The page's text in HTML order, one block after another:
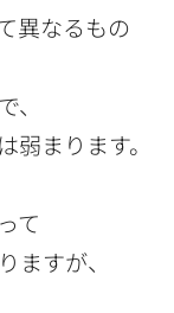
異なるもの
で、
まります。
て
ますが、